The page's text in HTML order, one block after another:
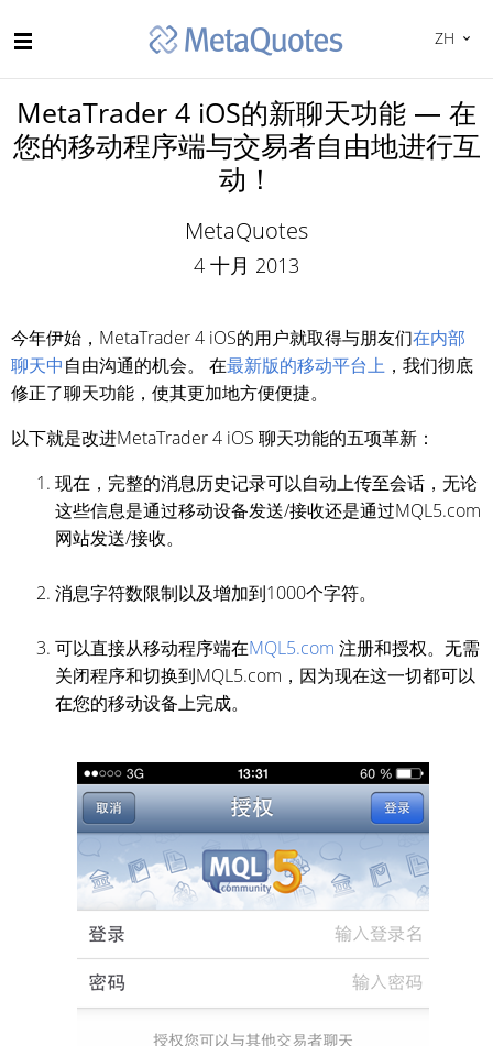
ZH
MetaTrader 4 iOS的新聊天功能 — 在
您的移动程序端与交易者自由地进行互
动！
MetaQuotes
4 十月 2013
今年伊始，MetaTrader 4 iOS的用户就取得与朋友们在内部
聊天中自由沟通的机会。 在最新版的移动平台上 ，我们彻底
修正了聊天功能，使其更加地方便便捷。
以下就是改进MetaTrader 4 iOS 聊天功能的五项革新：
现在，完整的消息历史记录可以自动上传至会话，无论
这些信息是通过移动设备发送/接收还是通过MQL5.com
网站发送/接收。
消息字符数限制以及增加到1000个字符。
可以直接从移动程序端在MQL5.com 注册和授权。无需
关闭程序和切换到MQL5.com，因为现在这一切都可以
在您的移动设备上完成。